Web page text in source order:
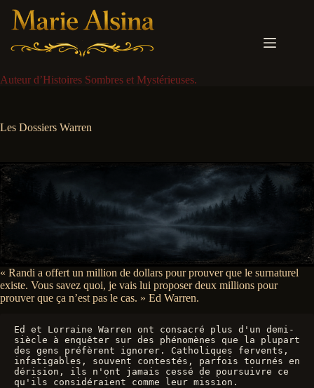
contenu
Auteur d’Histoires Sombres et Mystérieuses.
Les Dossiers Warren
« Randi a offert un million de dollars pour prouver que le surnaturel
existe. Vous savez quoi, je vais lui proposer deux millions pour
prouver que ça n’est pas le cas. » Ed Warren.
Ed et Lorraine Warren ont consacré plus d'un demi-
siècle à enquêter sur des phénomènes que la plupart
des gens préfèrent ignorer. Catholiques fervents,
infatigables, souvent contestés, parfois tournés en
dérision, ils n'ont jamais cessé de poursuivre ce
qu'ils considéraient comme leur mission.